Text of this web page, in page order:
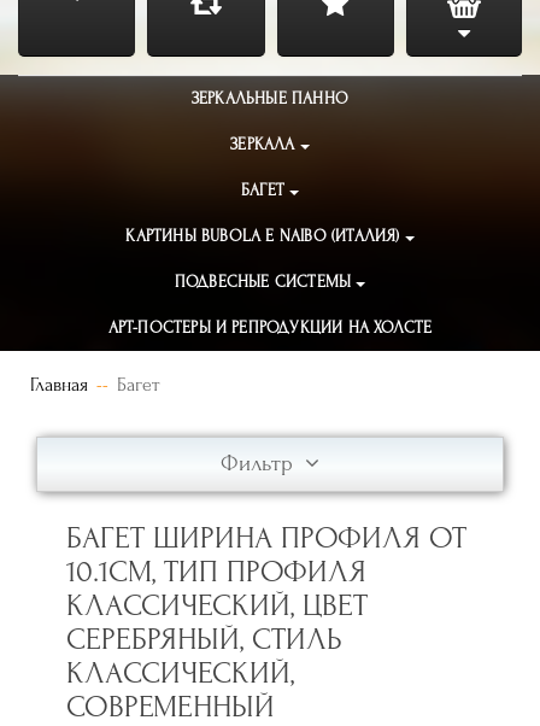
ЗЕРКАЛЬНЫЕ ПАННО
ЗЕРКАЛА
БАГЕТ
КАРТИНЫ BUBOLA E NAIBO (ИТАЛИЯ)
ПОДВЕСНЫЕ СИСТЕМЫ
АРТ-ПОСТЕРЫ И РЕПРОДУКЦИИ НА ХОЛСТЕ
Главная Багет
Фильтр
БАГЕТ ШИРИНА ПРОФИЛЯ ОТ
10.1СМ, ТИП ПРОФИЛЯ
КЛАССИЧЕСКИЙ, ЦВЕТ
СЕРЕБРЯНЫЙ, СТИЛЬ
КЛАССИЧЕСКИЙ,
СОВРЕМЕННЫЙ